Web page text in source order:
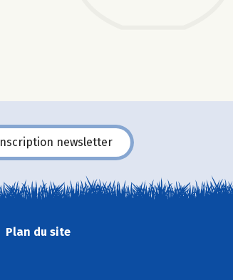
Inscription newsletter
Plan du site